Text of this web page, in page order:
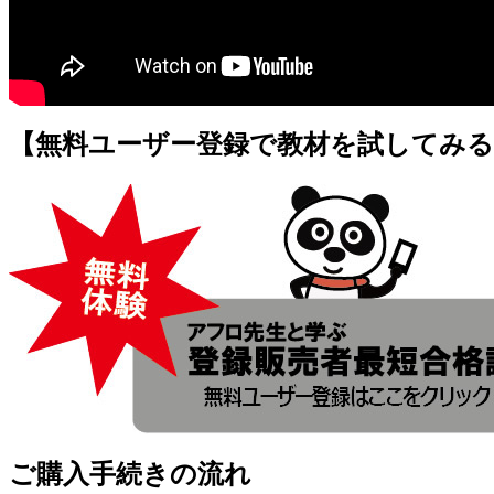
【無料ユーザー登録で教材を試してみ
ご購入手続きの流れ